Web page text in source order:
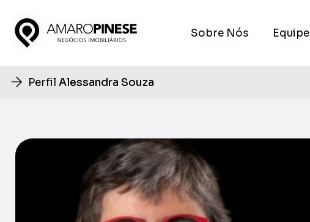
Sobre Nós Equipe
Sobre Nós Equipe
Perfil Alessandra Souza